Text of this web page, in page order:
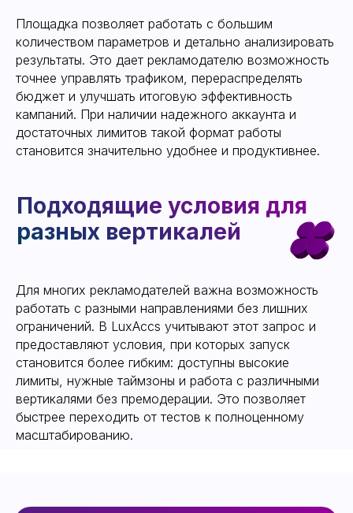
Площадка позволяет работать с большим
количеством параметров и детально анализировать
результаты. Это дает рекламодателю возможность
точнее управлять трафиком, перераспределять
бюджет и улучшать итоговую эффективность
кампаний. При наличии надежного аккаунта и
достаточных лимитов такой формат работы
становится значительно удобнее и продуктивнее.
Для многих рекламодателей важна возможность
работать с разными направлениями без лишних
ограничений. В LuxAccs учитывают этот запрос и
предоставляют условия, при которых запуск
становится более гибким: доступны высокие
лимиты, нужные таймзоны и работа с различными
вертикалями без премодерации. Это позволяет
быстрее переходить от тестов к полноценному
масштабированию.
Уже сегодня работайте в новых
надежных кабинетах, забыв про
баны и ограничения.
нашему сервису
ОТПРАВИТЬ КОНТАКТ